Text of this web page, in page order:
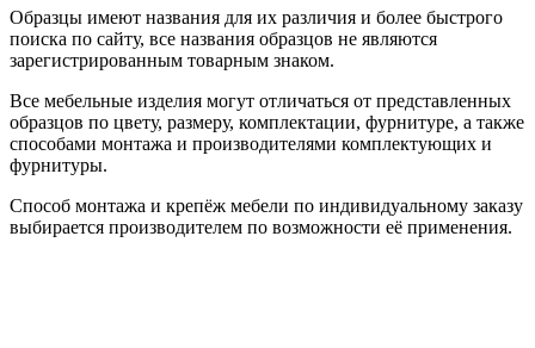
Образцы имеют названия для их различия и более быстрого
поиска по сайту, все названия образцов не являются
зарегистрированным товарным знаком.
Все мебельные изделия могут отличаться от представленных
образцов по цвету, размеру, комплектации, фурнитуре, а также
способами монтажа и производителями комплектующих и
фурнитуры.
Способ монтажа и крепёж мебели по индивидуальному заказу
выбирается производителем по возможности её применения.